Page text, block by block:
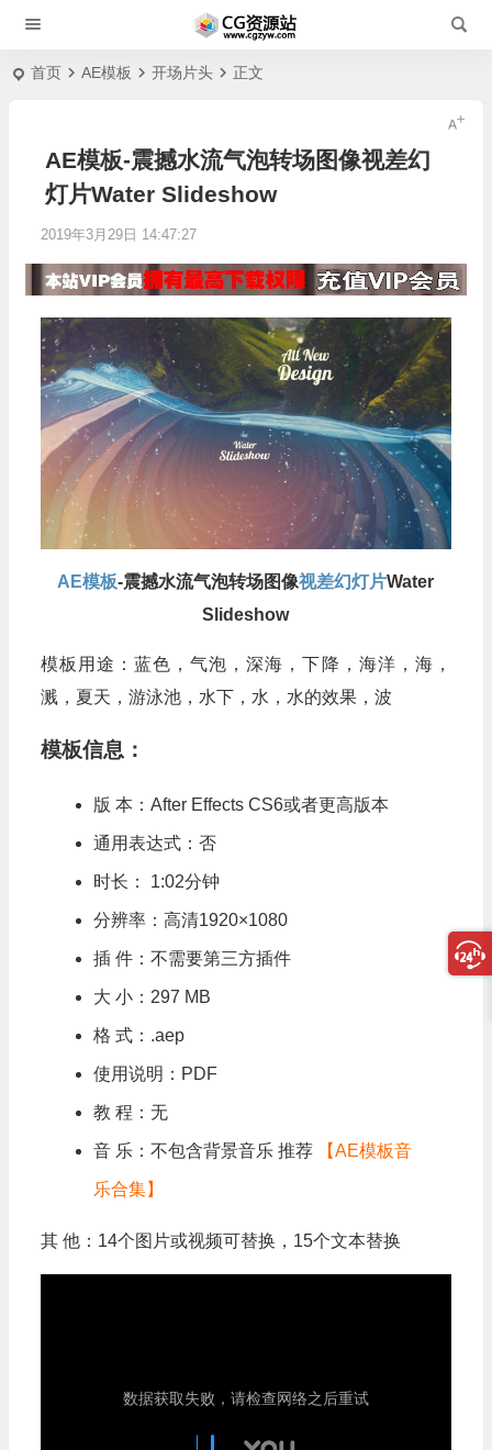
首页 AE模板 开场片头 正文
AE模板-震撼水流气泡转场图像视差幻
灯片Water Slideshow
2019年3月29日 14:47:27
AE模板-震撼水流气泡转场图像视差幻灯片Water
Slideshow
模板用途：蓝色，气泡，深海，下降，海洋，海，
溅，夏天，游泳池，水下，水，水的效果，波
模板信息：
版 本：After Effects CS6或者更高版本
通用表达式：否
时长： 1:02分钟
分辨率：高清1920×1080
插 件：不需要第三方插件
大 小：297 MB
格 式：.aep
使用说明：PDF
教 程：无
音 乐：不包含背景音乐 推荐 【AE模板音
乐合集】
其 他：14个图片或视频可替换，15个文本替换